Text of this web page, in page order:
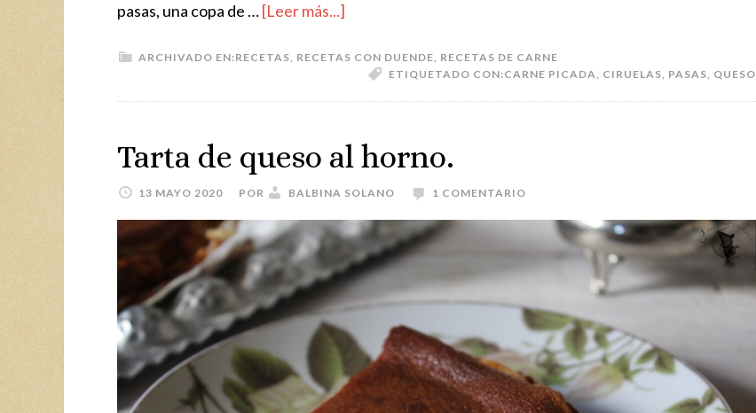
pasas, una copa de …[Leer más...]
ARCHIVADO EN:RECETAS, RECETAS CON DUENDE, RECETAS DE CARNE
ETIQUETADO CON:CARNE PICADA, CIRUELAS, PASAS, QUESO
Tarta de queso al horno.
13 MAYO 2020 POR BALBINA SOLANO 1 COMENTARIO